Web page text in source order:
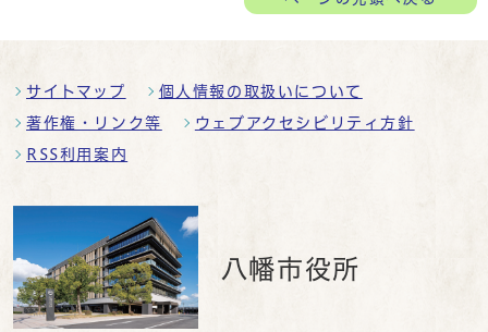
サイトマップ 個人情報の取扱いについて
著作権・リンク等 ウェブアクセシビリティ方針
RSS利用案内
八幡市役所